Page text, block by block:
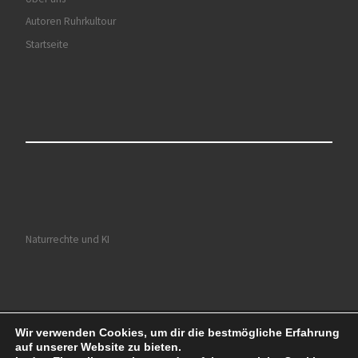
Autoren Ruhrkultour
Startseite
Naturrechte und KI
© 2026Ruhrkultour– Alle Rechte vorbehalten
Wir verwenden Cookies, um dir die bestmögliche Erfahrung
auf unserer Website zu bieten.